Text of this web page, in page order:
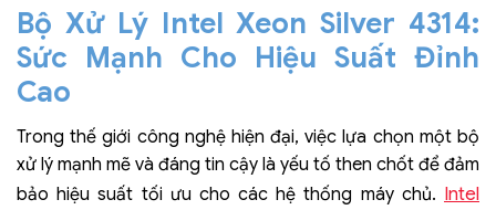
Bộ Xử Lý Intel Xeon Silver 4314:
Sức Mạnh Cho Hiệu Suất Đỉnh
Cao
Trong thế giới công nghệ hiện đại, việc lựa chọn một bộ
xử lý mạnh mẽ và đáng tin cậy là yếu tố then chốt để đảm
bảo hiệu suất tối ưu cho các hệ thống máy chủ. Intel